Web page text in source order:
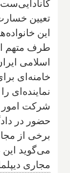
تعیین
این
طرف متهم
اسلامی
خامنه‌ای
نماینده‌ای
شرکت امور
حضور در
برخی از
می‌گوید این
مجاری